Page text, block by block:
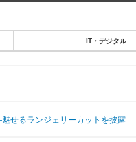
IT・デジタル
せるランジェリーカットを披露